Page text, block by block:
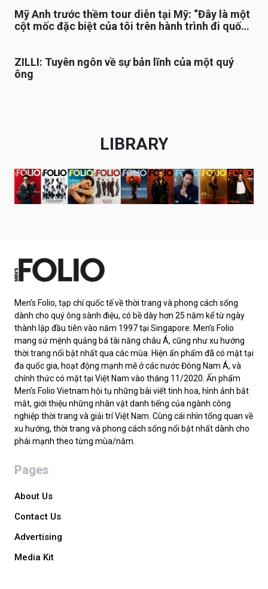
Mỹ Anh trước thềm tour diễn tại Mỹ: “Đây là một
cột mốc đặc biệt của tôi trên hành trình đi quốc
ZILLI: Tuyên ngôn về sự bản lĩnh của một quý
ông
LIBRARY
Men’s Folio, tạp chí quốc tế về thời trang và phong cách sống
dành cho quý ông sành điệu, có bề dày hơn 25 năm kể từ ngày
thành lập đầu tiên vào năm 1997 tại Singapore. Men’s Folio
mang sứ mệnh quảng bá tài năng châu Á, cũng như xu hướng
thời trang nổi bật nhất qua các mùa. Hiện ấn phẩm đã có mặt tại
đa quốc gia, hoạt động mạnh mẽ ở các nước Đông Nam Á, và
chính thức có mặt tại Việt Nam vào tháng 11/2020. Ấn phẩm
Men’s Folio Vietnam hội tụ những bài viết tinh hoa, hình ảnh bắt
mắt, giới thiệu những nhân vật danh tiếng của ngành công
nghiệp thời trang và giải trí Việt Nam. Cùng cái nhìn tổng quan về
xu hướng, thời trang và phong cách sống nổi bật nhất dành cho
phái mạnh theo từng mùa/năm.
Pages
About Us
Contact Us
Advertising
Media Kit